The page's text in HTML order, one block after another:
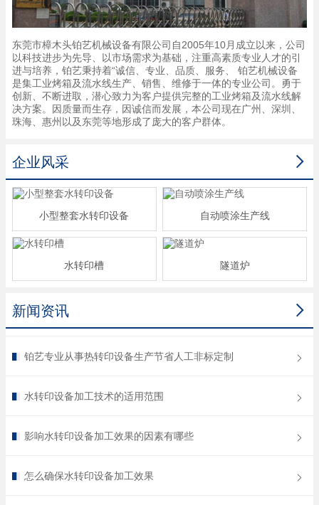
东莞市樟木头铂艺机械设备有限公司自2005年10月成立以来，公司
以科技进步为先导、以市场需求为基础，注重高素质专业人才的引
进与培养，铂艺秉持着“诚信、专业、品质、服务、 铂艺机械设备
是集工业烤箱及流水线生产、销售、维修于一体的专业公司。勇于
创新、不断进取，潜心致力为客户提供完整的工业烤箱及流水线解
决方案。因质量而生存，因诚信而发展，本公司现在广州、深圳、
珠海、惠州以及东莞等地形成了庞大的客户群体。

企业风采
小型整套水转印设备 自动喷涂生产线
水转印槽 隧道炉

新闻资讯
铂艺专业从事热转印设备生产节省人工非标定制
水转印设备加工技术的适用范围
影响水转印设备加工效果的因素有哪些
怎么确保水转印设备加工效果